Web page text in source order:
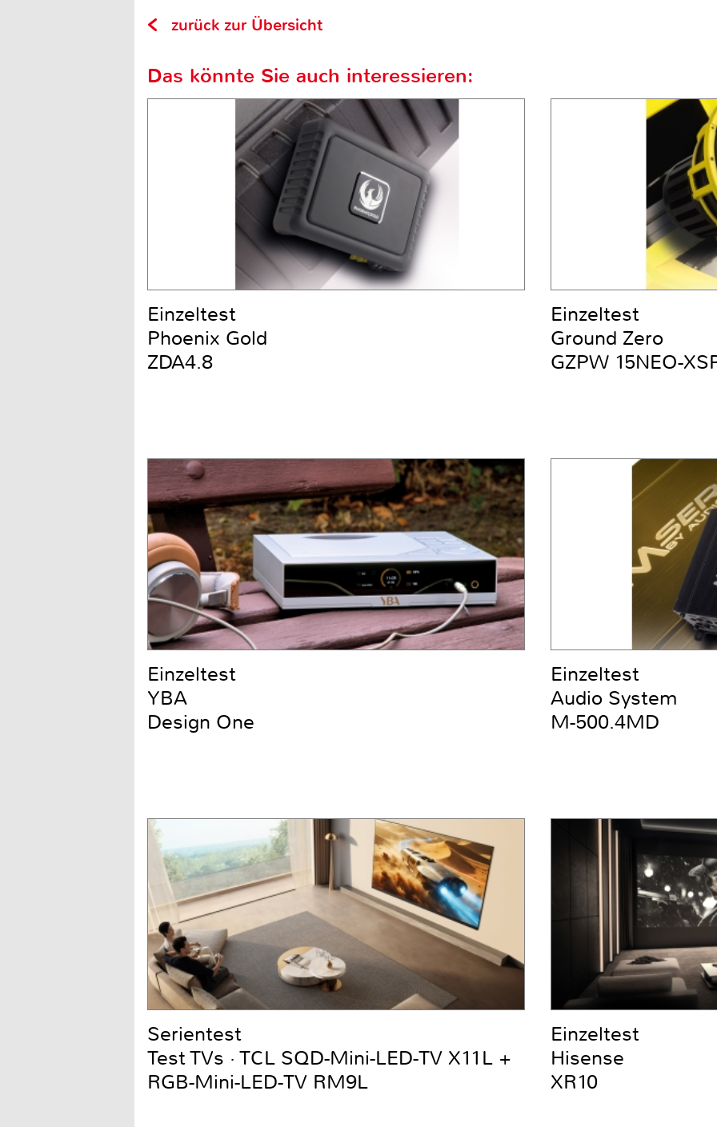
zurück zur Übersicht
Das könnte Sie auch interessieren:
Einzeltest
Phoenix Gold
ZDA4.8
Einzeltest
Ground Zero
GZPW 15NEO-
Einzeltest
YBA
Design One
Einzeltest
Audio System
M-500.4MD
Serientest
Test TVs · TCL SQD-Mini-LED-TV X11L +
RGB-Mini-LED-TV RM9L
Einzeltest
Hisense
XR10